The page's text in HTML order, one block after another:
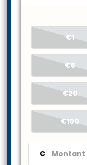
€1
€5
€20
€100
€